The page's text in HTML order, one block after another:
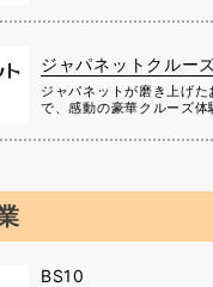
ジャパネットクルー
ジャパネットが磨き上げた
で、感動の豪華クルーズ体
BS10